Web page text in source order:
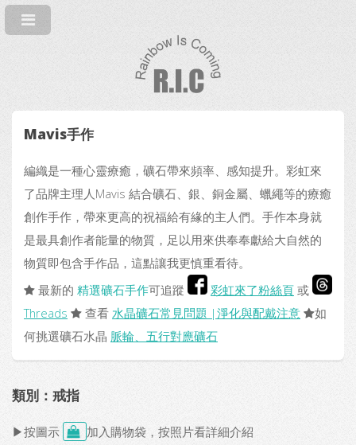
Mavis手作
編織是一種心靈療癒，礦石帶來頻率、感知提升。彩虹來
了品牌主理人Mavis 結合礦石、銀、銅金屬、蠟繩等的療癒
創作手作，帶來更高的祝福給有緣的主人們。手作本身就
是最具創作者能量的物質，足以用來供奉奉獻給大自然的
物質即包含手作品，這點讓我更慎重看待。
最新的 精選礦石手作可追蹤 彩虹來了粉絲頁 或
Threads
查看 水晶礦石常見問題 |淨化與配戴注意
如
何挑選礦石水晶 脈輪、五行對應礦石
類別：戒指
▶按圖示 加入購物袋，按照片看詳細介紹